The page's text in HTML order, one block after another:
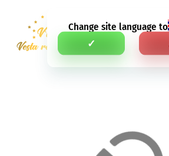
Change site language to
✓
RU